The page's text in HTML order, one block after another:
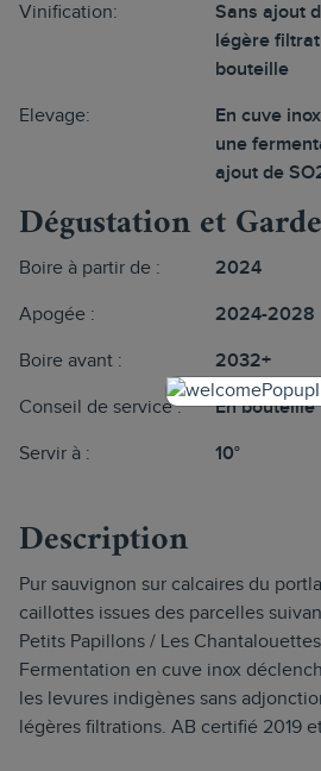
Vinification:
Sans ajout
légère
bouteille
Elevage:
En cuve
une
ajout de
Dégustation et Garde
Boire à partir de : 2024
Apogée : 2024-2028
Boire avant : 2032+
Conseil de service : En bouteille
Servir à : 10°
Description
Pur sauvignon sur calcaires du
caillottes issues des parcelles
Petits Papillons / Les
Fermentation en cuve inox
les levures indigènes sans
légères filtrations. AB certifié 2019